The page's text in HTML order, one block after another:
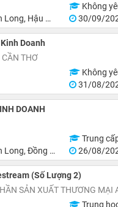
Không
Giang, Sóc Trăng
30/09/
Doanh
CẦN THƠ
Không
31/08/
DOANH
Trung
Giang, Sóc Trăng, Trà Vinh
26/08/
(Số Lượng 2)
SẢN XUẤT THƯƠNG MẠI
Trung